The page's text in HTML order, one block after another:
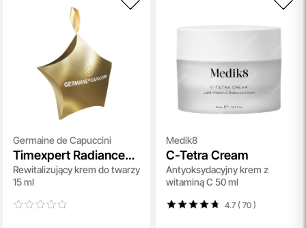
Germaine de Capuccini
Timexpert Radiance
C+ Illuminating Antiox
Cream
Rewitalizujący krem do twarzy
15 ml
Medik8
C-Tetra Cream
Antyoksydacyjny krem z
witaminą C 50 ml
4.7 ( 70)